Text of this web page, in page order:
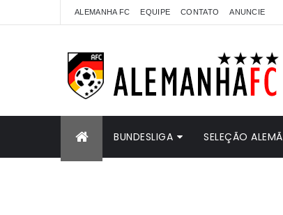
ALEMANHA FC EQUIPE CONTATO ANUNCIE
BUNDESLIGA SELEÇÃO ALEMÃ